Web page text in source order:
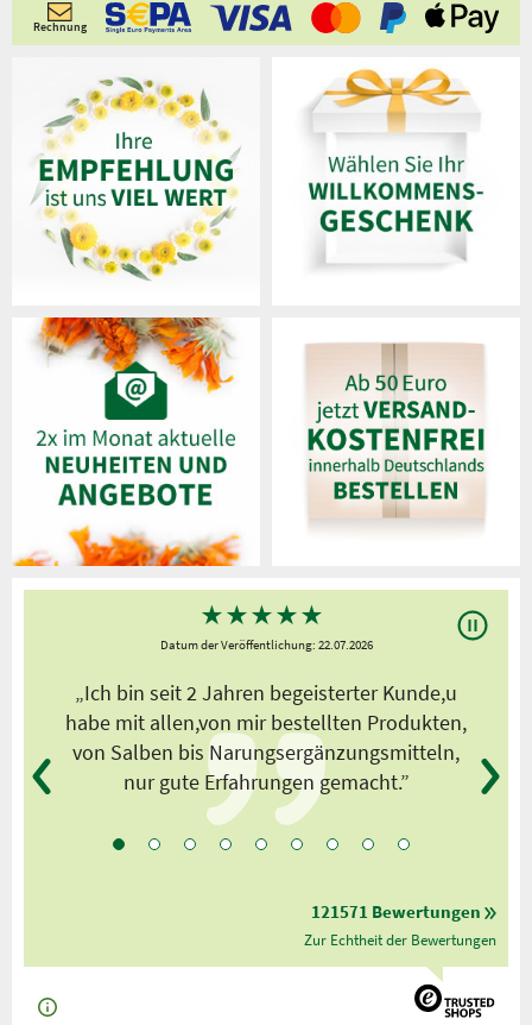
Rechnung
★★★★★
Datum der Veröffentlichung: 22.07.2026
„Ich bin seit 2 Jahren begeisterter Kunde,u
habe mit allen,von mir bestellten Produkten,
von Salben bis Narungsergänzungsmitteln,
nur gute Erfahrungen gemacht.”
121571 Bewertungen
Zur Echtheit der Bewertungen